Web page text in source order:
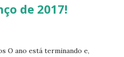
de 2017!
O ano está terminando e,